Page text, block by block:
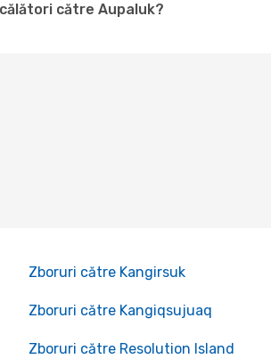
către Aupaluk?
Zboruri către Kangirsuk
Zboruri către Kangiqsujuaq
Zboruri către Resolution Island